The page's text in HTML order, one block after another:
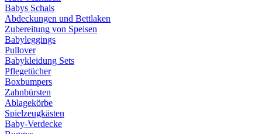
Babys Schals
Abdeckungen und Bettlaken
Zubereitung von Speisen
Babyleggings
Pullover
Babykleidung Sets
Pflegetücher
Boxbumpers
Zahnbürsten
Ablagekörbe
Spielzeugkästen
Baby-Verdecke